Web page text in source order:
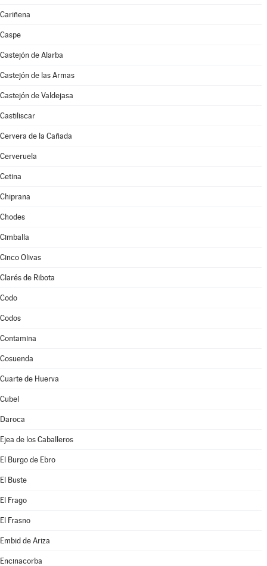
Cariñena
Caspe
Castejón de Alarba
Castejón de las Armas
Castejón de Valdejasa
Castiliscar
Cervera de la Cañada
Cerveruela
Cetina
Chiprana
Chodes
Cimballa
Cinco Olivas
Clarés de Ribota
Codo
Codos
Contamina
Cosuenda
Cuarte de Huerva
Cubel
Daroca
Ejea de los Caballeros
El Burgo de Ebro
El Buste
El Frago
El Frasno
Embid de Ariza
Encinacorba